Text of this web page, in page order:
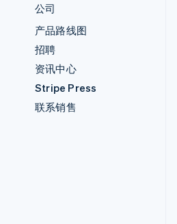
公司
产品路线图
招聘
资讯中心
Stripe Press
联系销售